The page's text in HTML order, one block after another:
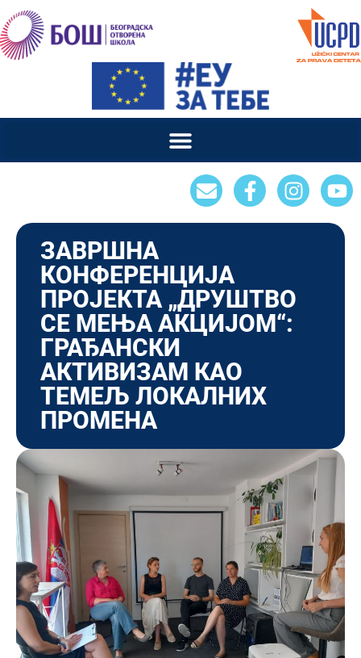
ЗАВРШНА
КОНФЕРЕНЦИЈА
ПРОЈЕКТА „ДРУШТВО
СЕ МЕЊА АКЦИЈОМ“:
ГРАЂАНСКИ
АКТИВИЗАМ КАО
ТЕМЕЉ ЛОКАЛНИХ
ПРОМЕНА